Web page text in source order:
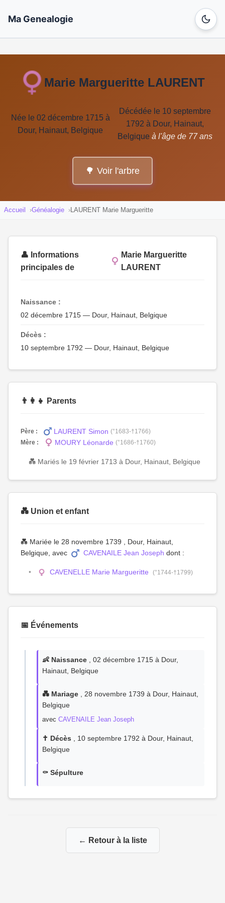
Ma Genealogie
Marie Margueritte LAURENT
Née le 02 décembre 1715 à
Dour, Hainaut, Belgique
Décédée le 10 septembre
1792 à Dour, Hainaut,
Belgique à l'âge de 77 ans
🌳 Voir l'arbre
Accueil Généalogie LAURENT Marie Margueritte
👤 Informations
principales de
Marie Margueritte
LAURENT
Naissance :
02 décembre 1715 — Dour, Hainaut, Belgique
Décès :
10 septembre 1792 — Dour, Hainaut, Belgique
👨‍👩‍👧 Parents
Père : LAURENT Simon (°1683-†1766)
Mère :
MOURY Léonarde (°1686-†1760)
💑 Mariés le 19 février 1713 à Dour, Hainaut, Belgique
💑 Union et enfant
💑 Mariée le 28 novembre 1739 , Dour, Hainaut,
Belgique, avec
CAVENAILE Jean Joseph dont :
CAVENELLE Marie Margueritte (°1744-†1799)
📅 Événements
👶 Naissance , 02 décembre 1715 à Dour,
Hainaut, Belgique
💑 Mariage , 28 novembre 1739 à Dour, Hainaut,
Belgique
avec CAVENAILE Jean Joseph
✝️ Décès , 10 septembre 1792 à Dour, Hainaut,
Belgique
⚰️ Sépulture
← Retour à la liste